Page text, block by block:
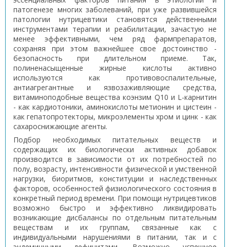
патогенезе многих заболеваний, при уже развившейся
патологии нутрицевтики становятся действенными
инструментами терапии и реабилитации, зачастую не
менее эффективными, чем ряд фармпрепаратов,
сохраняя при этом важнейшее свое достоинство -
безопасность при длительном приеме. Так,
полиненасыщенные жирные кислоты активно
используются как противовоспалительные,
антиагрегантные и язвозаживляющие средства,
витаминоподобные вещества коэнзим Q10 и L-карнитин
- как кардиотоники, аминокислоты метионин и цистеин -
как гепатопротекторы, микроэлементы хром и цинк - как
сахароснижающие агенты.
Подбор необходимых питательных веществ и
содержащих их биологически активных добавок
производится в зависимости от их потребностей по
полу, возрасту, интенсивности физической и умственной
нагрузки, биоритмов, конституции и наследственных
факторов, особенностей физиологического состояния в
конкретный период времени. При помощи нутрицевтиков
возможно быстро и эффективно ликвидировать
возникающие дисбалансы по отдельным питательным
веществам и их группам, связанные как с
индивидуальными нарушениями в питании, так и с